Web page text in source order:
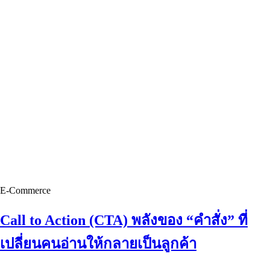
E-Commerce
Call to Action (CTA) พลังของ “คำสั่ง” ที่
เปลี่ยนคนอ่านให้กลายเป็นลูกค้า